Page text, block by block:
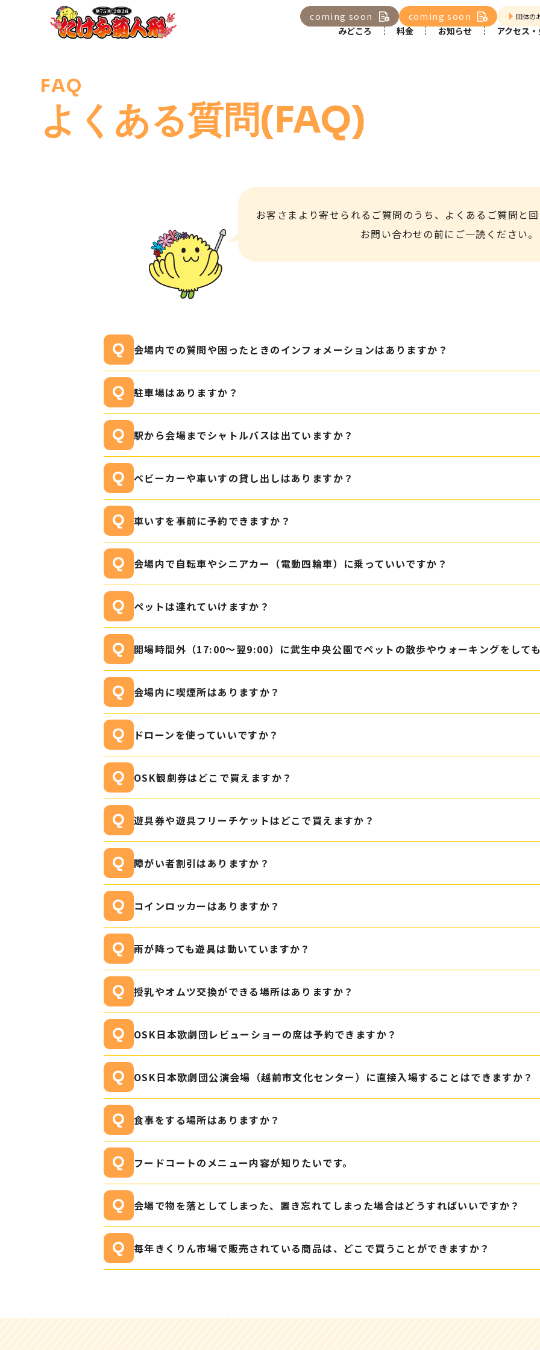
coming soon coming soon 団体の
みどころ 料金 お知らせ アクセス
FAQ
よくある質問(FAQ)
お客さまより寄せられるご質問のうち、 よくあるご質問と
お問い合わせの前にご一読ください。
会場内での質問や困ったときのインフォメーションはありますか？
駐車場はありますか？
駅から会場までシャトルバスは出ていますか？
ベビーカーや車いすの貸し出しはありますか？
車いすを事前に予約できますか？
会場内で自転車やシニアカー（電動四輪車）に乗っていいですか？
ペットは連れていけますか？
開場時間外（17:00〜翌9:00）に武生中央公園でペットの散歩やウォーキングをして
会場内に喫煙所はありますか？
ドローンを使っていいですか？
OSK観劇券はどこで買えますか？
遊具券や遊具フリーチケットはどこで買えますか？
障がい者割引はありますか？
コインロッカーはありますか？
雨が降っても遊具は動いていますか？
授乳やオムツ交換ができる場所はありますか？
OSK日本歌劇団レビューショーの席は予約できますか？
OSK日本歌劇団公演会場（越前市文化センター）に直接入場することはできますか？
食事をする場所はありますか？
フードコートのメニュー内容が知りたいです。
会場で物を落としてしまった、置き忘れてしまった場合はどうすればいいですか？
毎年きくりん市場で販売されている商品は、どこで買うことができますか？